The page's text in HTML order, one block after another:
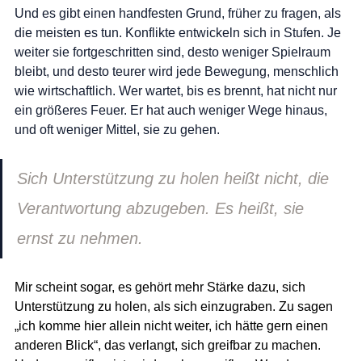
Und es gibt einen handfesten Grund, früher zu fragen, als
die meisten es tun. Konflikte entwickeln sich in Stufen. Je
weiter sie fortgeschritten sind, desto weniger Spielraum
bleibt, und desto teurer wird jede Bewegung, menschlich
wie wirtschaftlich. Wer wartet, bis es brennt, hat nicht nur
ein größeres Feuer. Er hat auch weniger Wege hinaus,
und oft weniger Mittel, sie zu gehen.
Sich Unterstützung zu holen heißt nicht, die
Verantwortung abzugeben. Es heißt, sie
ernst zu nehmen.
Mir scheint sogar, es gehört mehr Stärke dazu, sich
Unterstützung zu holen, als sich einzugraben. Zu sagen
„ich komme hier allein nicht weiter, ich hätte gern einen
anderen Blick“, das verlangt, sich greifbar zu machen.